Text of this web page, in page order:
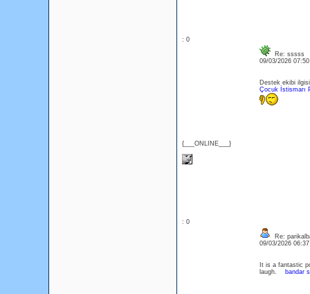
: 0
{___ONLINE___}
Re: sssss
09/03/2026
Destek ekibi
Çocuk İstismarı
: 0
Re:
09/03/2026
It is a fantastic
laugh.
bandar